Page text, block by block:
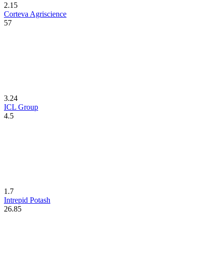
2.15
Corteva Agriscience
57
3.24
ICL Group
4.5
1.7
Intrepid Potash
26.85